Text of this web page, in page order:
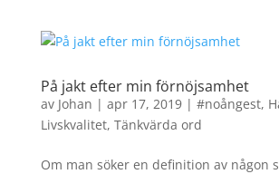
På jakt efter min förnöjsamhet
av Johan | apr 17, 2019| #noångest,
Livskvalitet, Tänkvärda ord
Om man söker en definition av någon